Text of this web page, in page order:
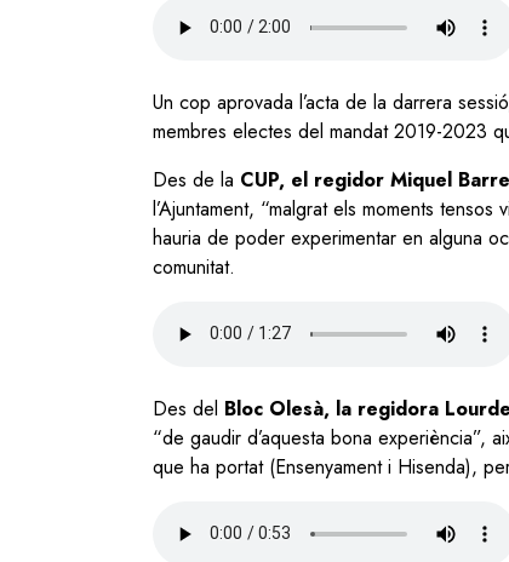
Un cop aprovada l’acta de la darrera
membres electes del mandat 2019-2023
Des de la CUP, el regidor Miquel
l’Ajuntament, “malgrat els moments
hauria de poder experimentar en alguna
comunitat.
Des del Bloc Olesà, la regidora
“de gaudir d’aquesta bona experiència”,
que ha portat (Ensenyament i Hisenda),